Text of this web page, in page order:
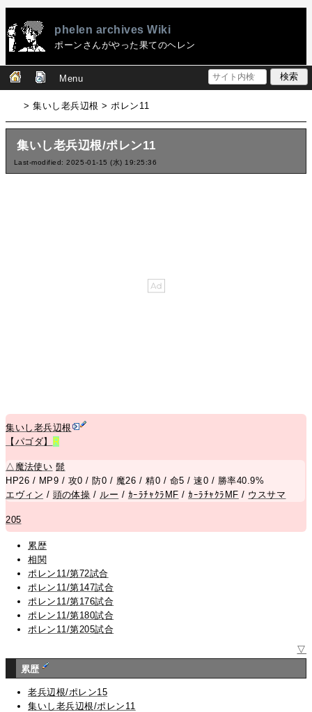
phelen archives Wiki
ポーンさんがやった果てのヘレン
Menu
> 集いし老兵辺根 > ポレン11
集いし老兵辺根/ポレン11
Last-modified: 2025-01-15 (水) 19:25:36
集いし老兵辺根
【パゴダ】
R
△ 魔法使い 髭
HP26 / MP9 / 攻0 / 防0 / 魔26 / 精0 / 命5 / 速0 / 勝率40.9%
エヴィン / 頭の体操 / ルー / ｶｰﾗﾁｬｸﾗMF /ｶｰﾗﾁｬｸﾗMF / ウスサマ
205
累歴
相関
ポレン11/第72試合
ポレン11/第147試合
ポレン11/第176試合
ポレン11/第180試合
ポレン11/第205試合
▽
累歴
老兵辺根/ポレン15
集いし老兵辺根/ポレン11